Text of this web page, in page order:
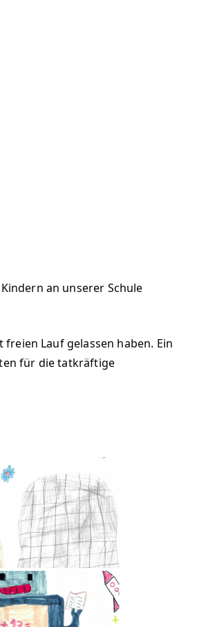
an unserer Schule
Lauf gelassen haben. Ein
für die tatkräftige